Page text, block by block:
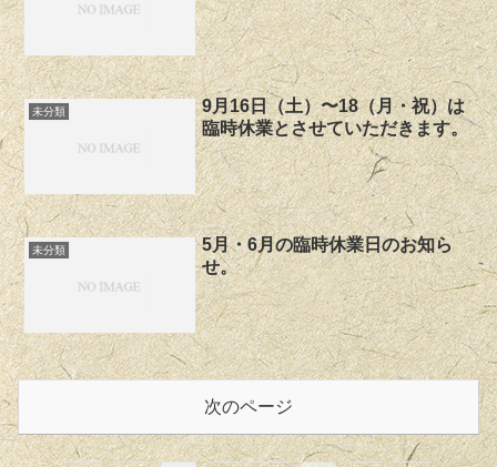
未分類
9月16日（土）〜18（月・祝）は
臨時休業とさせていただきます。
未分類
5月・6月の臨時休業日のお知ら
せ。
次のページ